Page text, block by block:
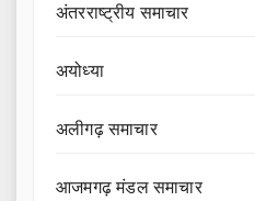
अंतरराष्ट्रीय समाचार
अयोध्या
अलीगढ़ समाचार
आजमगढ़ मंडल समाचार